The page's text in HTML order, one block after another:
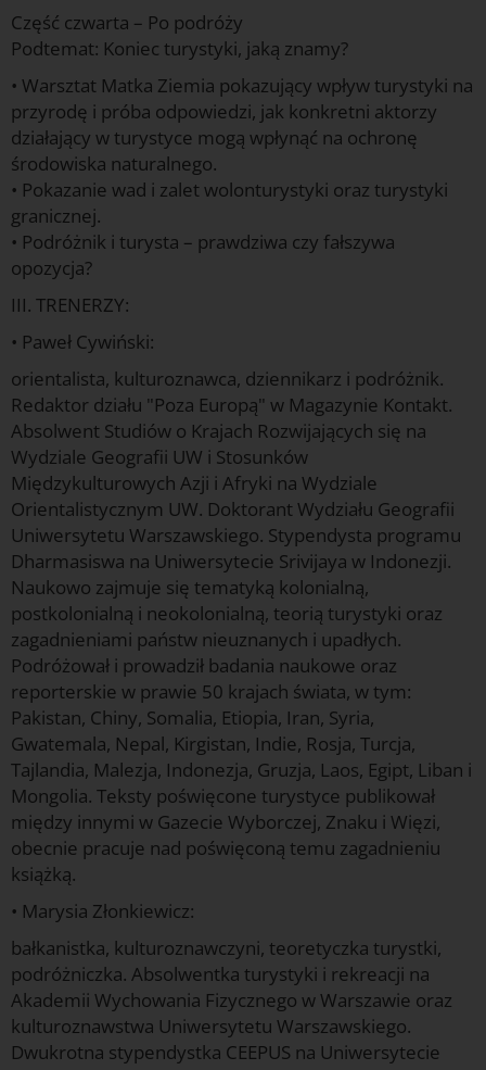
Część czwarta – Po podróży
Podtemat: Koniec turystyki, jaką znamy?
• Warsztat Matka Ziemia pokazujący wpływ turystyki na
przyrodę i próba odpowiedzi, jak konkretni aktorzy
działający w turystyce mogą wpłynąć na ochronę
środowiska naturalnego.
• Pokazanie wad i zalet wolonturystyki oraz turystyki
granicznej.
• Podróżnik i turysta – prawdziwa czy fałszywa
opozycja?
III. TRENERZY:
• Paweł Cywiński:
orientalista, kulturoznawca, dziennikarz i podróżnik.
Redaktor działu "Poza Europą" w Magazynie Kontakt.
Absolwent Studiów o Krajach Rozwijających się na
Wydziale Geografii UW i Stosunków
Międzykulturowych Azji i Afryki na Wydziale
Orientalistycznym UW. Doktorant Wydziału Geografii
Uniwersytetu Warszawskiego. Stypendysta programu
Dharmasiswa na Uniwersytecie Srivijaya w Indonezji.
Naukowo zajmuje się tematyką kolonialną,
postkolonialną i neokolonialną, teorią turystyki oraz
zagadnieniami państw nieuznanych i upadłych.
Podróżował i prowadził badania naukowe oraz
reporterskie w prawie 50 krajach świata, w tym:
Pakistan, Chiny, Somalia, Etiopia, Iran, Syria,
Gwatemala, Nepal, Kirgistan, Indie, Rosja, Turcja,
Tajlandia, Malezja, Indonezja, Gruzja, Laos, Egipt, Liban i
Mongolia. Teksty poświęcone turystyce publikował
między innymi w Gazecie Wyborczej, Znaku i Więzi,
obecnie pracuje nad poświęconą temu zagadnieniu
książką.
• Marysia Złonkiewicz:
bałkanistka, kulturoznawczyni, teoretyczka turystki,
podróżniczka. Absolwentka turystyki i rekreacji na
Akademii Wychowania Fizycznego w Warszawie oraz
kulturoznawstwa Uniwersytetu Warszawskiego.
Dwukrotna stypendystka CEEPUS na Uniwersytecie